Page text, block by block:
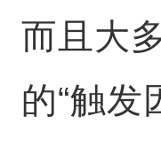
而且大
的“触发